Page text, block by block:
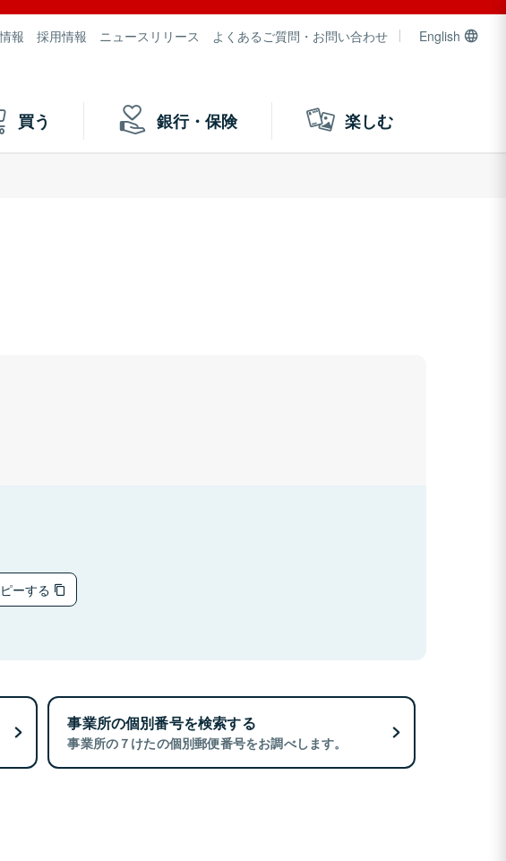
報 採用情報 ニュースリリース よくあるご質問・お問い合わせ English
買う 銀行・保険 楽しむ
ーする
事業所の個別番号を検索する
事業所の７けたの個別郵便番号をお調べします。